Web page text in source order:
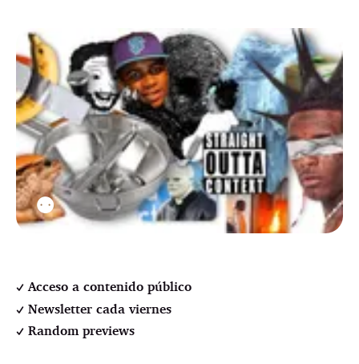
⚉
Acceso a contenido público
Newsletter cada viernes
Random previews